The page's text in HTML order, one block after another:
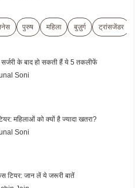
पुरुष महिला बुज़ुर्ग ट्रांसजेंडर
के बाद हो सकती हैं ये 5 तकलीफें
Soni
महिलाओं को क्यों है ज्यादा खतरा?
Soni
टियर: जान लें ये जरूरी बातें